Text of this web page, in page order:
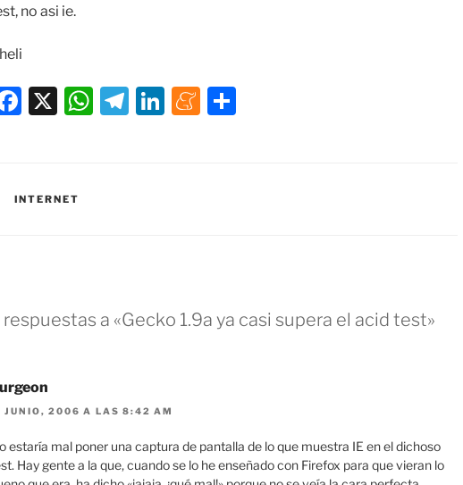
no asi ie.
F
e
X
W T
Li M
CATEGORÍAS
INTERNET
respuestas a «Gecko 1.9a ya casi supera el acid test»
JUNIO, 2006 A LAS 8:42 AM
estaría mal poner una captura de pantalla de lo que muestra IE en el dichoso
Hay gente a la que, cuando se lo he enseñado con Firefox para que vieran lo